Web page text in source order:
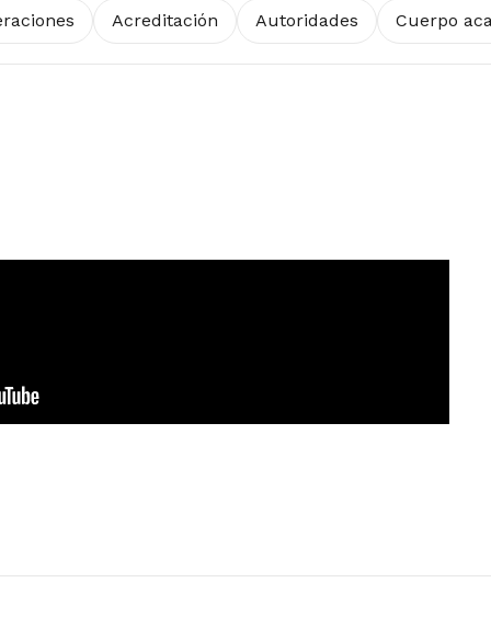
Acreditación Autoridades Cuerpo